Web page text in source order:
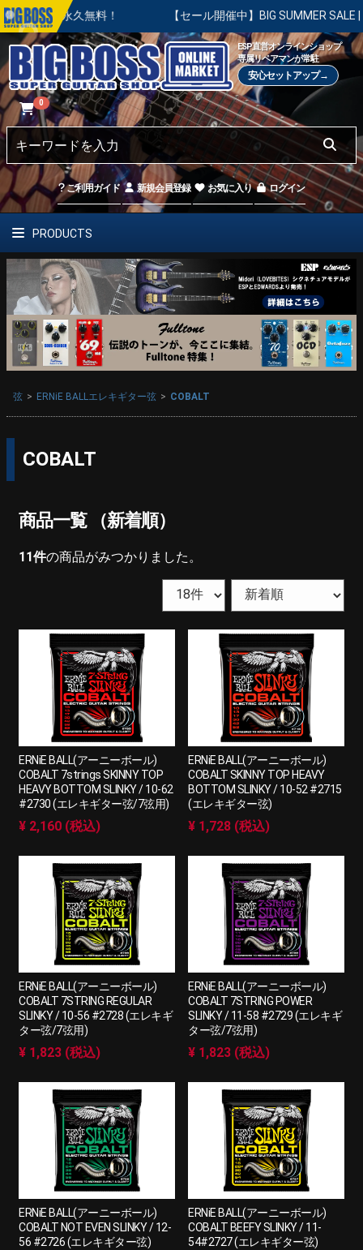
永久無料！ 【セール開催中】BIG SUMMER SALE | 対象
ESP直営オンラインショップ
専属リペアマンが常駐
安心セットアップ→
0
ご利用ガイド 新規会員登録 お気に入り ログイン
PRODUCTS
弦 ERNiE BALLエレキギター弦 COBALT
COBALT
商品一覧 （新着順）
11件の商品がみつかりました。
ERNiE BALL(アーニーボール)
COBALT 7strings SKINNY TOP
HEAVY BOTTOM SLINKY / 10-62
#2730 (エレキギター弦/7弦用)
¥ 2,160 (税込)
ERNiE BALL(アーニーボール)
COBALT SKINNY TOP HEAVY
BOTTOM SLINKY / 10-52 #2715
(エレキギター弦)
¥ 1,728 (税込)
ERNiE BALL(アーニーボール)
COBALT 7STRING REGULAR
SLINKY / 10-56 #2728 (エレキギ
ター弦/7弦用)
¥ 1,823 (税込)
ERNiE BALL(アーニーボール)
COBALT 7STRING POWER
SLINKY / 11-58 #2729 (エレキギ
ター弦/7弦用)
¥ 1,823 (税込)
ERNiE BALL(アーニーボール)
COBALT NOT EVEN SLINKY / 12-
56 #2726 (エレキギター弦)
ERNiE BALL(アーニーボール)
COBALT BEEFY SLINKY / 11-
54#2727 (エレキギター弦)